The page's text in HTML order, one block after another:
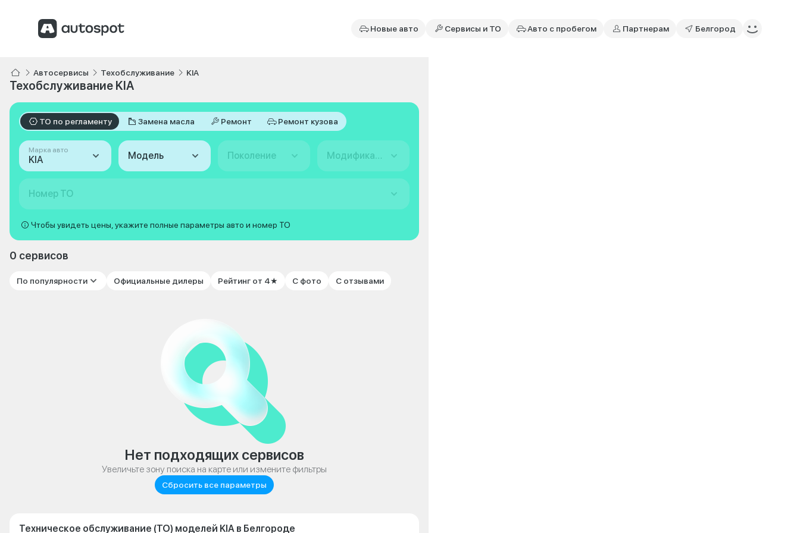
Новые авто Сервисы и ТО Авто с пробегом Партнерам Белгород
Автосервисы Техобслуживание KIA
Техобслуживание KIA
ТО по регламенту Замена масла Ремонт Ремонт кузова
Марка авто
KIA Модель Поколение Модификация
Номер ТО
Чтобы увидеть цены, укажите полные параметры авто и номер ТО
0 сервисов
По популярности Официальные дилеры Рейтинг от 4★ С фото С отзывами
Нет подходящих сервисов
Увеличьте зону поиска на карте или измените фильтры
Сбросить все параметры
Техническое обслуживание (ТО) моделей KIA в Белгороде